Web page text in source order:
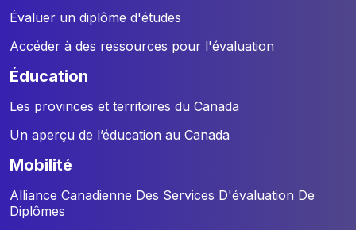
Évaluer un diplôme d'études
Accéder à des ressources pour l'évaluation
éducation
Les provinces et territoires du Canada
Un aperçu de l’éducation au Canada
mobilité
Alliance Canadienne Des Services D'évaluation De
Diplômes